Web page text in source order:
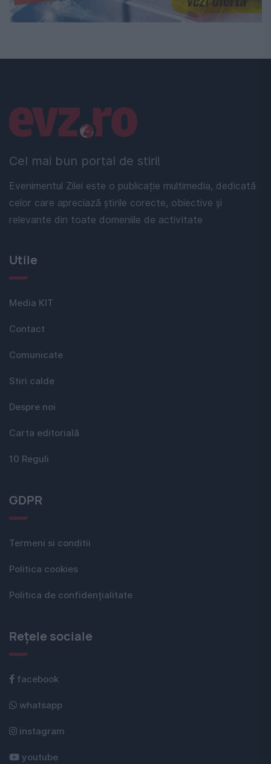
Cel mai bun portal de stiri!
Evenimentul Zilei este o publicație multimedia, dedicată
celor care apreciază știrile corecte, obiective și
relevante din toate domeniile de activitate
Linkuri utile
Utile
Media KIT
Contact
Comunicate
Stiri calde
Despre noi
Carta editorială
10 Reguli
GDPR
Termeni si conditii
Politica cookies
Politica de confidențialitate
Rețele sociale
facebook
whatsapp
instagram
youtube